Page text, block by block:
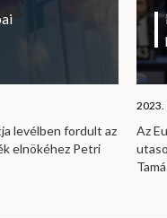
levélben fordult az
elnökéhez Petri
2023.
Az